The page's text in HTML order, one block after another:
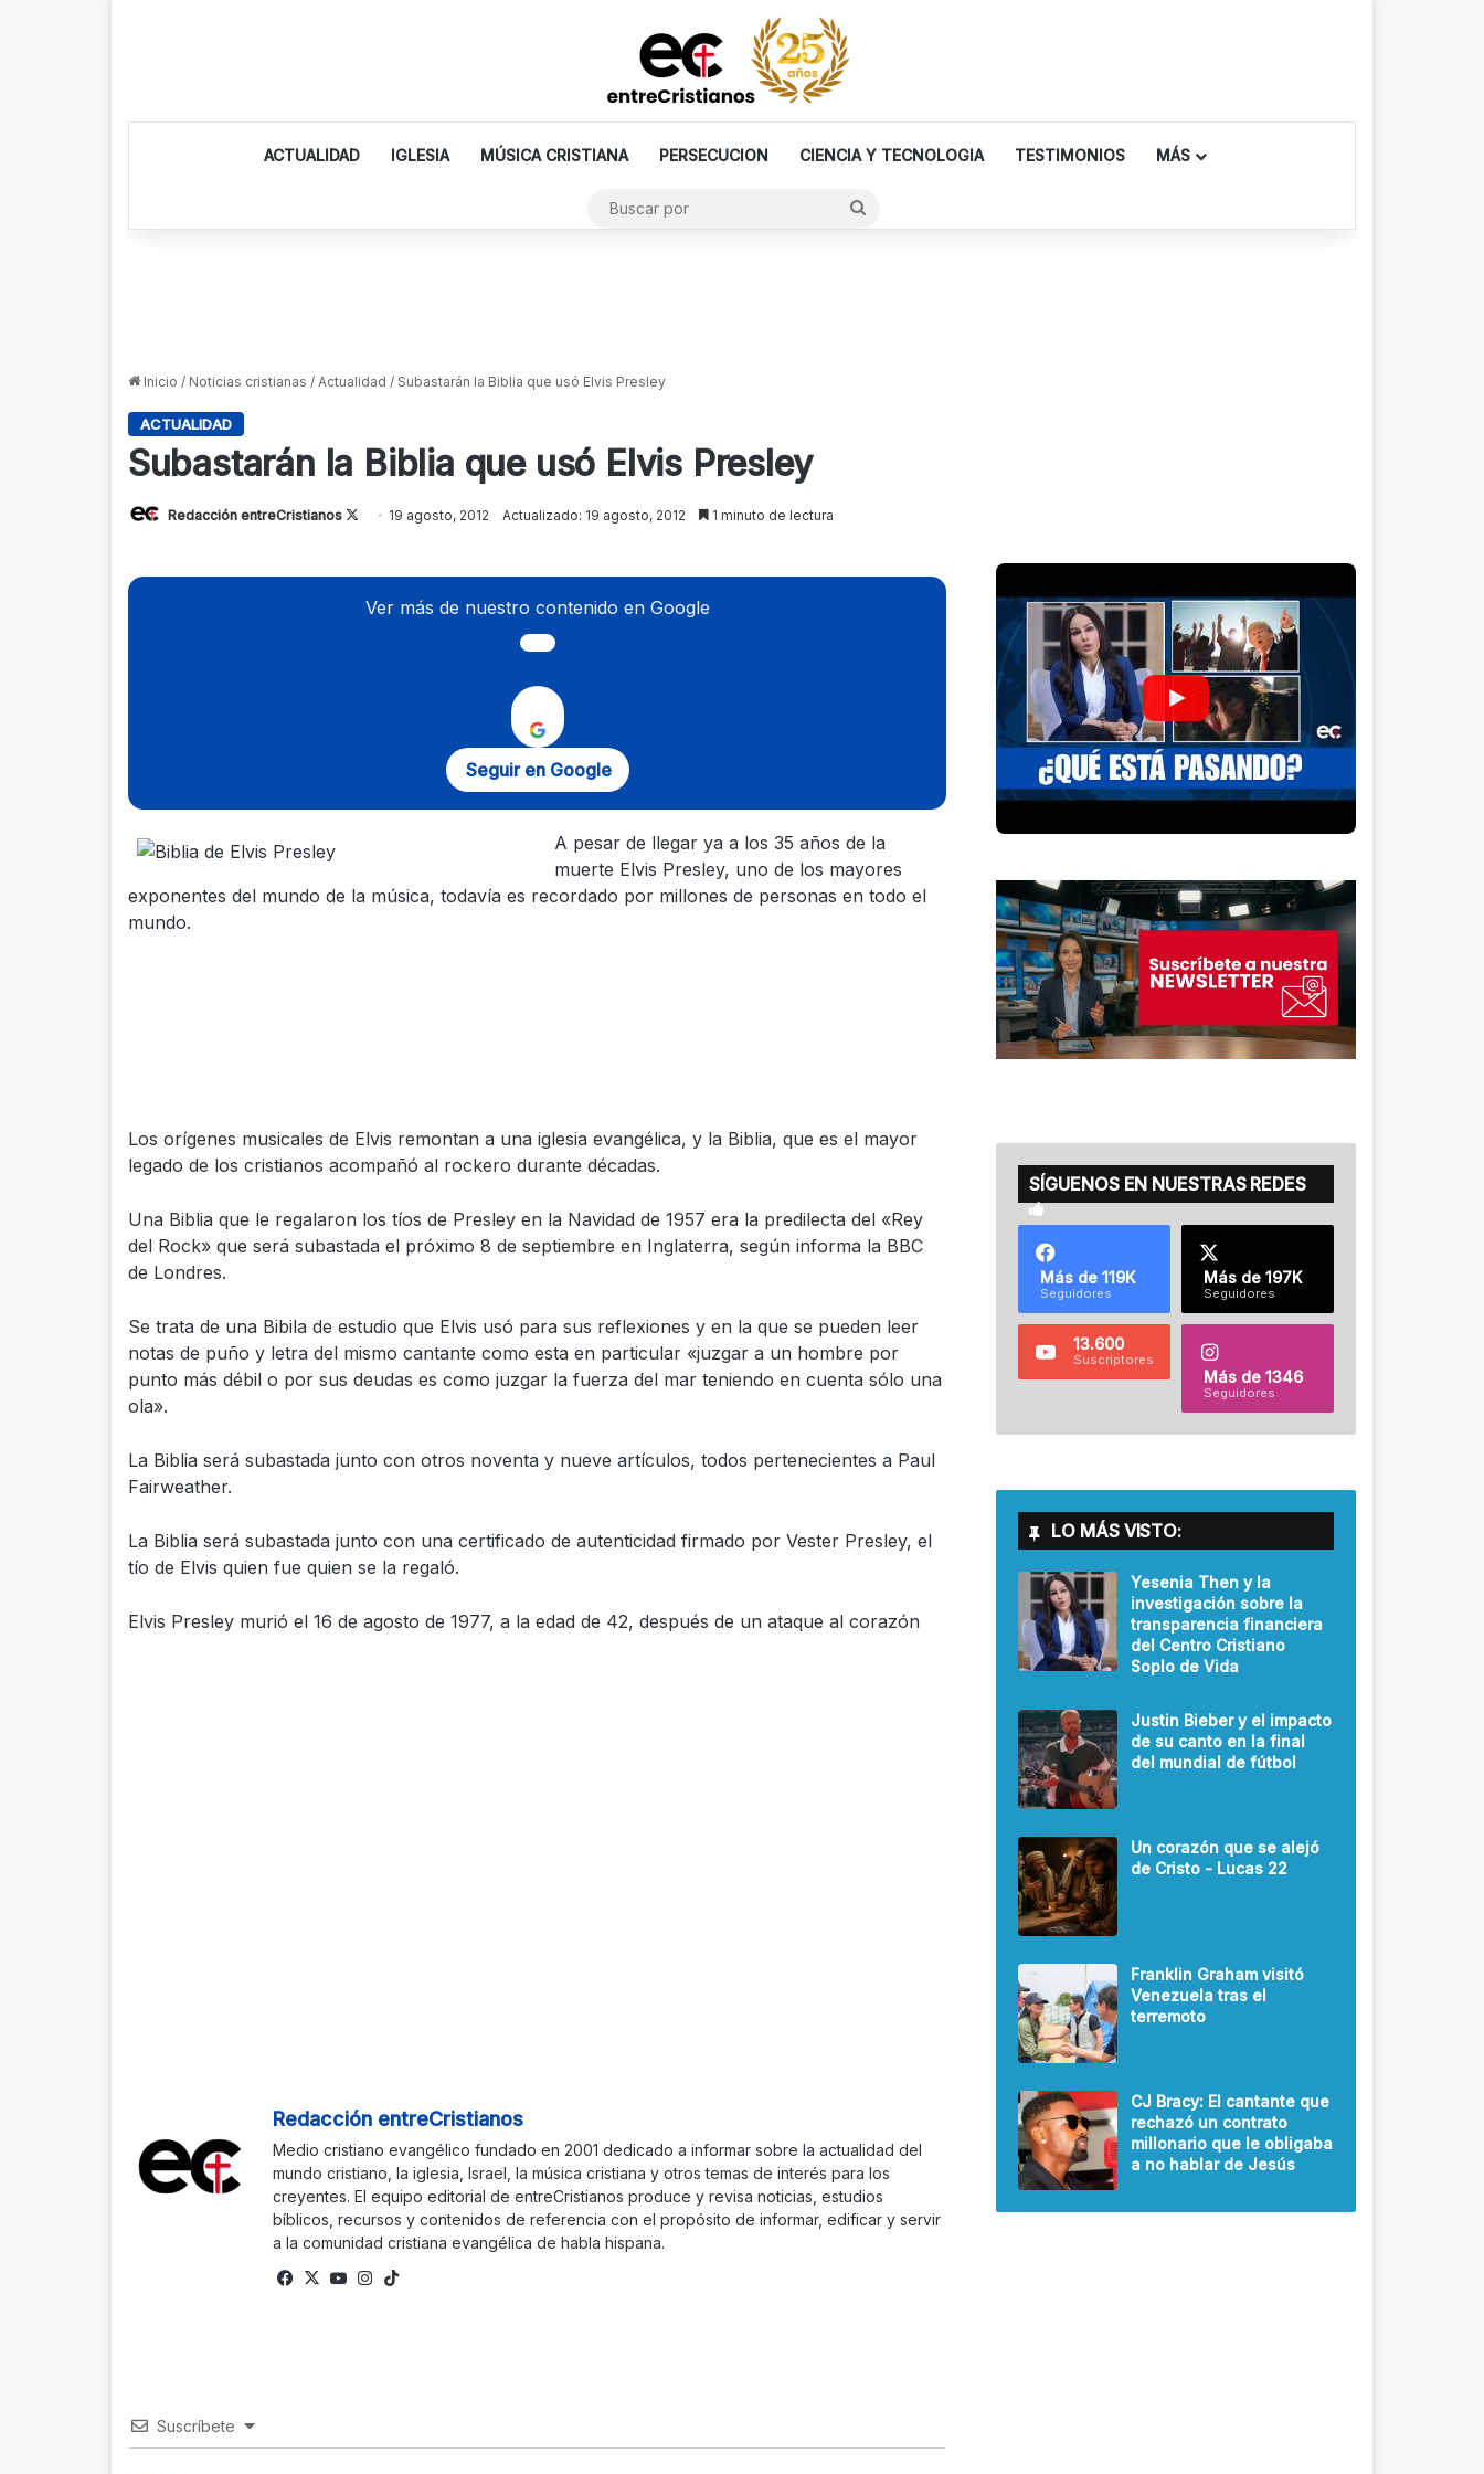
ACTUALIDAD IGLESIA MÚSICA CRISTIANA PERSECUCION CIENCIA Y TECNOLOGIA TESTIMONIOS MÁS
Inicio / Noticias cristianas / Actualidad / Subastarán la Biblia que usó Elvis Presley
ACTUALIDAD
Subastarán la Biblia que usó Elvis Presley
Redacción entreCristianos
Follow19 agosto, 2012 Actualizado: 19 agosto, 2012 1 minuto de lectura
Ver más de nuestro contenido en Google
Seguir en Google
A pesar de llegar ya a los 35 años de la
muerte Elvis Presley, uno de los mayores
exponentes del mundo de la música, todavía es recordado por millones de personas en todo el
mundo.
Los orígenes musicales de Elvis remontan a una iglesia evangélica, y la Biblia, que es el mayor
legado de los cristianos acompañó al rockero durante décadas.
Una Biblia que le regalaron los tíos de Presley en la Navidad de 1957 era la predilecta del «Rey
del Rock» que será subastada el próximo 8 de septiembre en Inglaterra, según informa la BBC
de Londres.
Se trata de una Bibila de estudio que Elvis usó para sus reflexiones y en la que se pueden leer
notas de puño y letra del mismo cantante como esta en particular «juzgar a un hombre por
punto más débil o por sus deudas es como juzgar la fuerza del mar teniendo en cuenta sólo una
ola».
La Biblia será subastada junto con otros noventa y nueve artículos, todos pertenecientes a Paul
Fairweather.
La Biblia será subastada junto con una certificado de autenticidad firmado por Vester Presley, el
tío de Elvis quien fue quien se la regaló.
Elvis Presley murió el 16 de agosto de 1977, a la edad de 42, después de un ataque al corazón
Redacción entreCristianos
Medio cristiano evangélico fundado en 2001 dedicado a informar sobre la actualidad del
mundo cristiano, la iglesia, Israel, la música cristiana y otros temas de interés para los
creyentes. El equipo editorial de entreCristianos produce y revisa noticias, estudios
bíblicos, recursos y contenidos de referencia con el propósito de informar, edificar y servir
a la comunidad cristiana evangélica de habla hispana.
Fa
X
Yo Ins
Suscríbete
SÍGUENOS EN NUESTRAS REDES
Más de 119K
Seguidores
Más de 197K
Seguidores
13.600
Suscriptores
Más de 1346
Seguidores
LO MÁS VISTO:
Yesenia Then y la
investigación sobre la
transparencia financiera
del Centro Cristiano
Soplo de Vida
Justin Bieber y el impacto
de su canto en la final
del mundial de fútbol
Un corazón que se alejó
de Cristo - Lucas 22
Franklin Graham visitó
Venezuela tras el
terremoto
CJ Bracy: El cantante que
rechazó un contrato
millonario que le obligaba
a no hablar de Jesús